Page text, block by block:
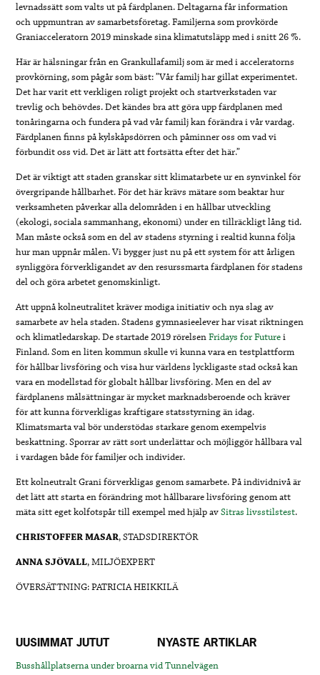
levnadssätt som valts ut på färdplanen. Deltagarna får information
och uppmuntran av samarbetsföretag. Familjerna som provkörde
Graniacceleratorn 2019 minskade sina klimatutsläpp med i snitt 26 %.
Här är hälsningar från en Grankullafamilj som är med i acceleratorns
provkörning, som pågår som bäst: ”Vår familj har gillat experimentet.
Det har varit ett verkligen roligt projekt och startverkstaden var
trevlig och behövdes. Det kändes bra att göra upp färdplanen med
tonåringarna och fundera på vad vår familj kan förändra i vår vardag.
Färdplanen finns på kylskåpsdörren och påminner oss om vad vi
förbundit oss vid. Det är lätt att fortsätta efter det här.”
Det är viktigt att staden granskar sitt klimatarbete ur en synvinkel för
övergripande hållbarhet. För det här krävs mätare som beaktar hur
verksamheten påverkar alla delområden i en hållbar utveckling
(ekologi, sociala sammanhang, ekonomi) under en tillräckligt lång tid.
Man måste också som en del av stadens styrning i realtid kunna följa
hur man uppnår målen. Vi bygger just nu på ett system för att årligen
synliggöra förverkligandet av den resurssmarta färdplanen för stadens
del och göra arbetet genomskinligt.
Att uppnå kolneutralitet kräver modiga initiativ och nya slag av
samarbete av hela staden. Stadens gymnasieelever har visat riktningen
och klimatledarskap. De startade 2019 rörelsenFridays for Futurei
Finland. Som en liten kommun skulle vi kunna vara en testplattform
för hållbar livsföring och visa hur världens lyckligaste stad också kan
vara en modellstad för globalt hållbar livsföring. Men en del av
färdplanens målsättningar är mycket marknadsberoende och kräver
för att kunna förverkligas kraftigare statsstyrning än idag.
Klimatsmarta val bör understödas starkare genom exempelvis
beskattning. Sporrar av rätt sort underlättar och möjliggör hållbara val
i vardagen både för familjer och individer.
Ett kolneutralt Grani förverkligas genom samarbete. På individnivå är
det lätt att starta en förändring mot hållbarare livsföring genom att
mäta sitt eget kolfotspår till exempel med hjälp avSitras livsstilstest.
CHRISTOFFER MASAR, STADSDIREKTÖR
ANNA SJÖVALL, MILJÖEXPERT
ÖVERSÄTTNING: PATRICIA HEIKKILÄ
UUSIMMAT JUTUT NYASTE ARTIKLAR
Busshållplatserna under broarna vid Tunnelvägen